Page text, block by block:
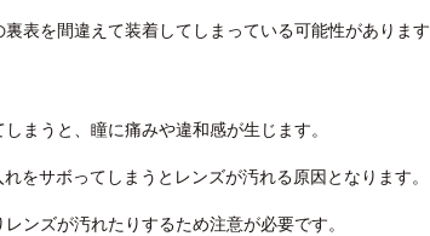
表を間違えて装着してしまっている可能性があります
まうと、瞳に痛みや違和感が生じます。
をサボってしまうとレンズが汚れる原因となります。
ンズが汚れたりするため注意が必要です。